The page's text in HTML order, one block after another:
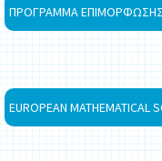
ΠΡΟΓΡΑΜΜΑ ΕΠΙΜΟΡΦΩΣΗΣ
EUROPEAN MATHEMATICAL